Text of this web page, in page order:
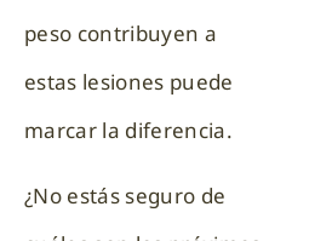
peso contribuyen a
estas lesiones puede
marcar la diferencia.
¿No estás seguro de